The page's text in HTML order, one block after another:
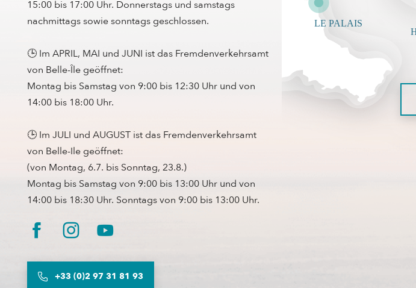
15:00 bis 17:00 Uhr. Donnerstags und samstags
nachmittags sowie sonntags geschlossen.
🕒 Im APRIL, MAI und JUNI ist das Fremdenverkehrsamt
von Belle-Île geöffnet:
Montag bis Samstag von 9:00 bis 12:30 Uhr und von
14:00 bis 18:00 Uhr.
🕒 Im JULI und AUGUST ist das Fremdenverkehrsamt
von Belle-Ile geöffnet:
(von Montag, 6.7. bis Sonntag, 23.8.)
Montag bis Samstag von 9:00 bis 13:00 Uhr und von
14:00 bis 18:30 Uhr. Sonntags von 9:00 bis 13:00 Uhr.
+33 (0)2 97 31 81 93